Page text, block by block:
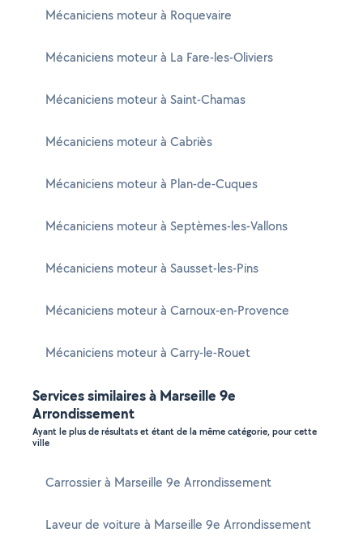
Mécaniciens moteur à Roquevaire
Mécaniciens moteur à La Fare-les-Oliviers
Mécaniciens moteur à Saint-Chamas
Mécaniciens moteur à Cabriès
Mécaniciens moteur à Plan-de-Cuques
Mécaniciens moteur à Septèmes-les-Vallons
Mécaniciens moteur à Sausset-les-Pins
Mécaniciens moteur à Carnoux-en-Provence
Mécaniciens moteur à Carry-le-Rouet
Services similaires à Marseille 9e
Arrondissement
Ayant le plus de résultats et étant de la même catégorie, pour cette
ville
Carrossier à Marseille 9e Arrondissement
Laveur de voiture à Marseille 9e Arrondissement